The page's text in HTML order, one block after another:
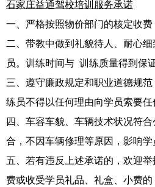
石家庄益通驾校培训服务承诺
一、严格按照物价部门的核定收
二、带教中做到礼貌待人、耐心
员。训练时间与 训练质量得到保
三、遵守廉政规定和职业道德规
练员不得以任何理由向学员索要任
四、车容车貌、车辆技术状况符
合，不因车辆修理等原因，影响学
五、若有违反上述承诺的，欢迎
费或收受学员礼品、礼盒、小费